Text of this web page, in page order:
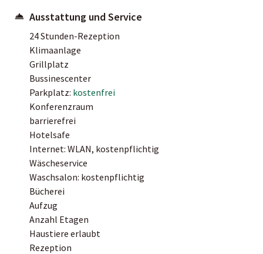
Ausstattung und Service
24 Stunden-Rezeption
Klimaanlage
Grillplatz
Bussinescenter
Parkplatz: kostenfrei
Konferenzraum
barrierefrei
Hotelsafe
Internet: WLAN, kostenpflichtig
Wäscheservice
Waschsalon: kostenpflichtig
Bücherei
Aufzug
Anzahl Etagen
Haustiere erlaubt
Rezeption